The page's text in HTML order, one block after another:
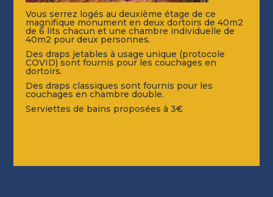
Vous serrez logés au deuxième étage de ce
magnifique monument en deux dortoirs de 40m2
de 6 lits chacun et une chambre individuelle de
40m2 pour deux personnes.
Des draps jetables à usage unique (protocole
COVID) sont fournis pour les couchages en
dortoirs.
Des draps classiques sont fournis pour les
couchages en chambre double.
Serviettes de bains proposées à 3€